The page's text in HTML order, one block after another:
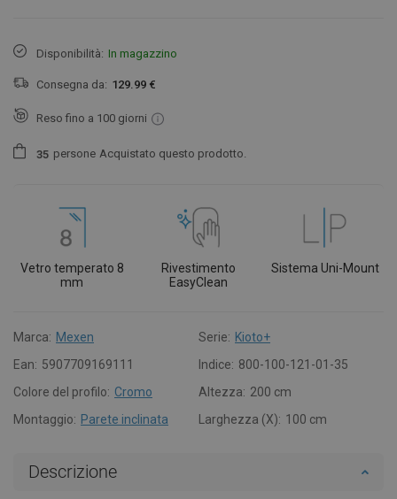
Disponibilità: In magazzino
Consegna da: 129.99 €
Reso fino a 100 giorni
35 persone Acquistato questo prodotto.
Vetro temperato 8
mm
Rivestimento
EasyClean
Sistema Uni-Mount
Marca: Mexen Serie: Kioto+
Ean: 5907709169111 Indice: 800-100-121-01-35
Colore del profilo: Cromo Altezza: 200 cm
Montaggio: Parete inclinata Larghezza (X): 100 cm
Descrizione